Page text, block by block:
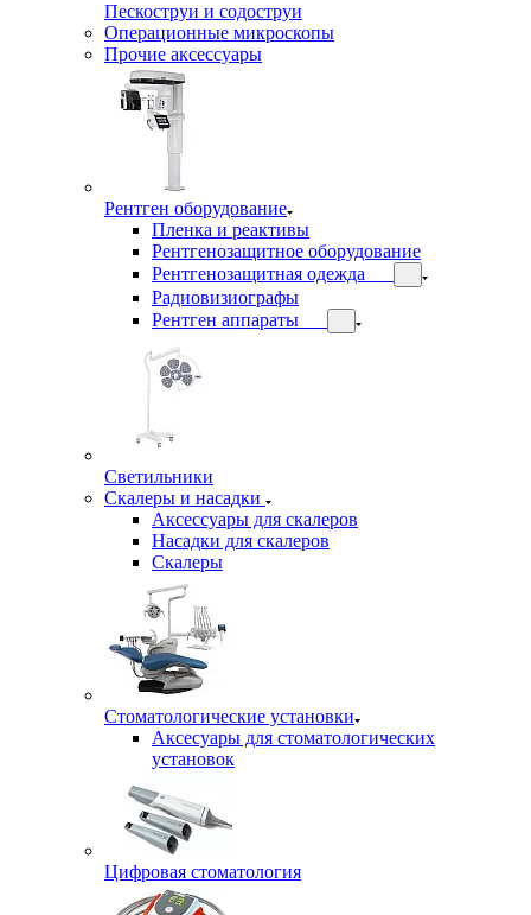
Пескоструи и содоструи
Операционные микроскопы
Прочие аксессуары
Рентген оборудование
Пленка и реактивы
Рентгенозащитное оборудование
Рентгенозащитная одежда
Радиовизиографы
Рентген аппараты
Светильники
Скалеры и насадки
Аксессуары для скалеров
Насадки для скалеров
Скалеры
Стоматологические установки
Аксесуары для стоматологических
установок
Цифровая стоматология